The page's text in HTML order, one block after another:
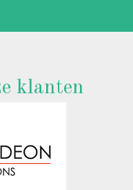
klanten